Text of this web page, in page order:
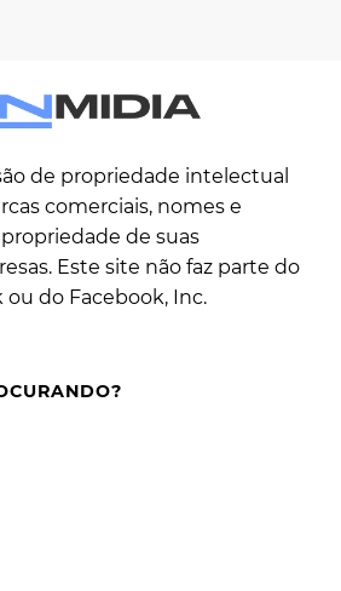
de propriedade intelectual
comerciais, nomes e
de suas
Este site não faz parte do
do Facebook, Inc.